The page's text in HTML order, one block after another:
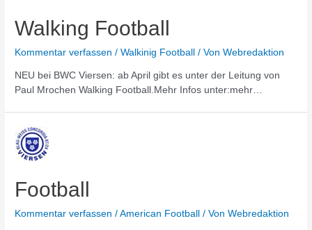
Walking Football
Kommentar verfassen /Walkinig Football / VonWebredaktion
NEU bei BWC Viersen: ab April gibt es unter der Leitung von
Paul Mrochen Walking Football.Mehr Infos unter:mehr…
Football
Kommentar verfassen /American Football / VonWebredaktion